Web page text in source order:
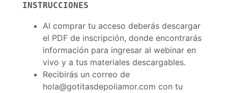
INSTRUCCIONES
Al comprar tu acceso deberás descargar
el PDF de inscripción, donde encontrarás
información para ingresar al webinar en
vivo y a tus materiales descargables.
Recibirás un correo de
hola@gotitasdepoliamor.com con tu